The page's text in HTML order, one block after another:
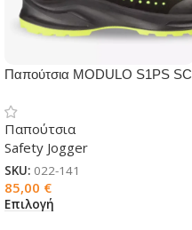
Παπούτσια MODULO S1PS SC
Παπούτσια
Safety Jogger
SKU: 022-141
85,00 €
Επιλογή